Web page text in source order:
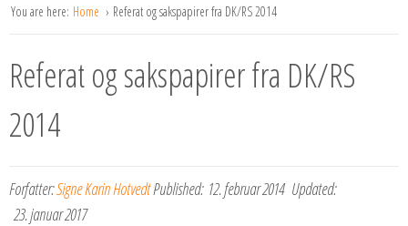
You are here: Home Referat og sakspapirer fra DK/RS 2014
Referat og sakspapirer fra DK/RS
2014
Forfatter:Signe Karin HotvedtPublished: 12. februar 2014 Updated:
23. januar 2017